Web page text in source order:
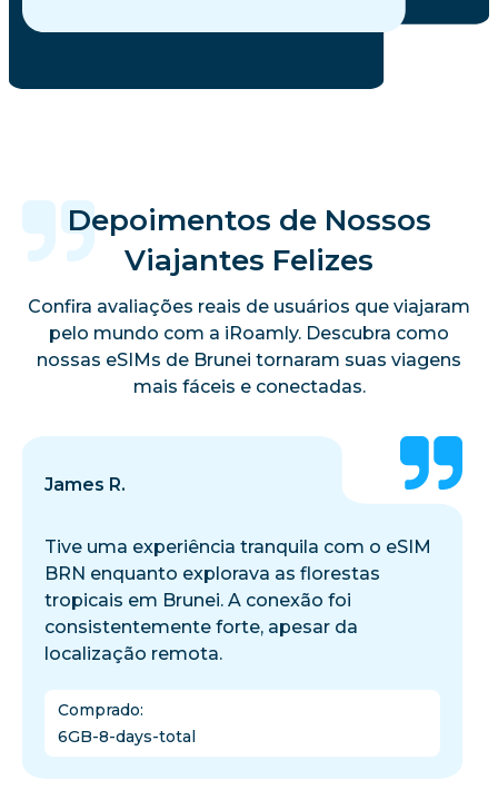
Depoimentos de Nossos
Viajantes Felizes
Confira avaliações reais de usuários que viajaram
pelo mundo com a iRoamly. Descubra como
nossas eSIMs de Brunei tornaram suas viagens
mais fáceis e conectadas.
James R.
Tive uma experiência tranquila com o eSIM
BRN enquanto explorava as florestas
tropicais em Brunei. A conexão foi
consistentemente forte, apesar da
localização remota.
Comprado:
6GB-8-days-total